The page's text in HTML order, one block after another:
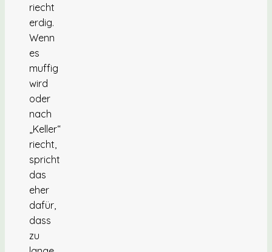
riecht
erdig.
Wenn
es
muffig
wird
oder
nach
„Keller“
riecht,
spricht
das
eher
dafür,
dass
zu